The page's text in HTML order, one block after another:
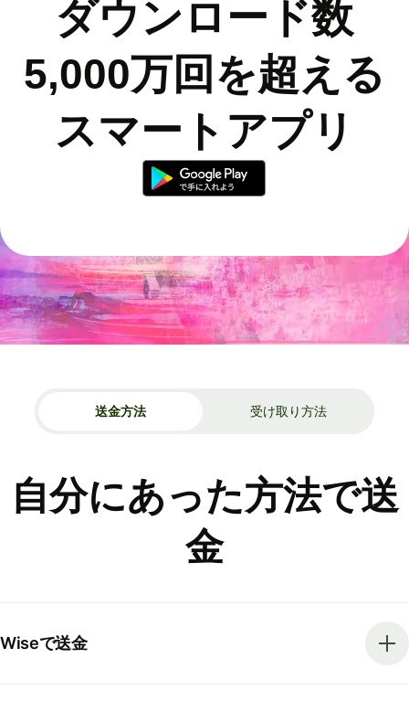
ダウンロード数
5,000万回を超える
スマートアプリ
送金方法 受け取り方法
自分にあった方法で送
金
Wiseで送金